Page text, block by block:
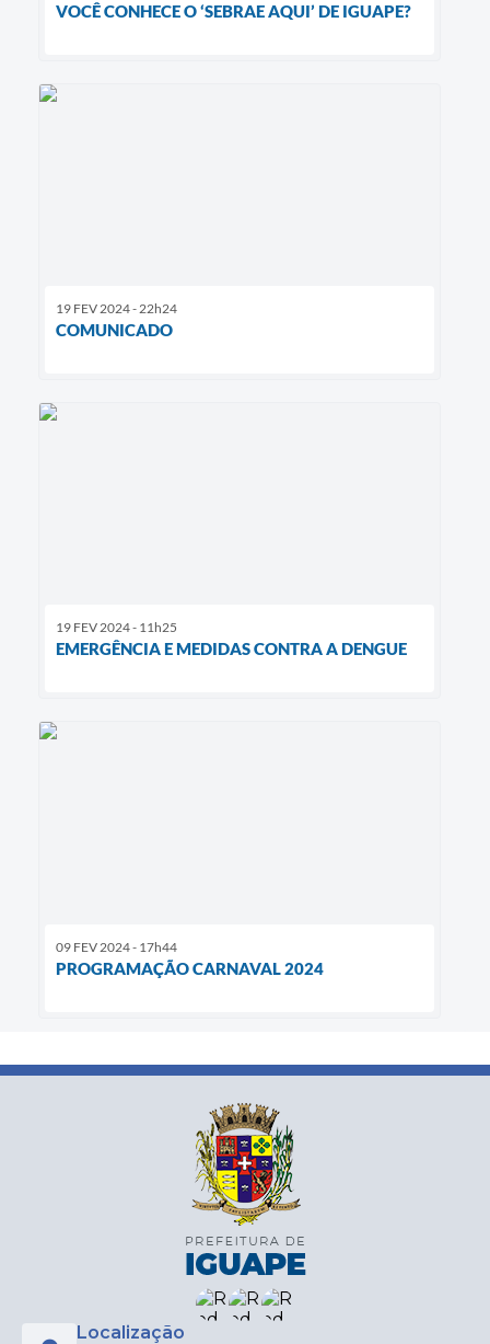
VOCÊ CONHECE O ‘SEBRAE AQUI’ DE IGUAPE?
19 FEV 2024 - 22h24
COMUNICADO
19 FEV 2024 - 11h25
EMERGÊNCIA E MEDIDAS CONTRA A DENGUE
09 FEV 2024 - 17h44
PROGRAMAÇÃO CARNAVAL 2024
Localização